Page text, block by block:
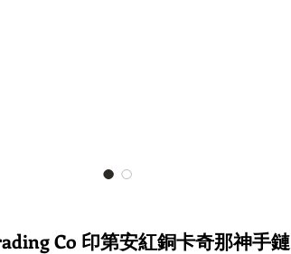
Co 印第安紅銅卡奇那神手鏈